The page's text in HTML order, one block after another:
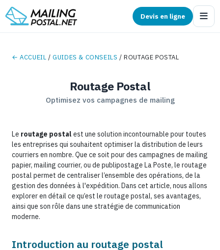
Devis en ligne
← ACCUEIL /GUIDES & CONSEILS / ROUTAGE POSTAL
Routage Postal
Optimisez vos campagnes de mailing
Le routage postal est une solution incontournable pour toutes
les entreprises qui souhaitent optimiser la distribution de leurs
courriers en nombre. Que ce soit pour des campagnes de mailing
papier, mailing courrier, ou de publipostage La Poste, le routage
postal permet de centraliser l’ensemble des opérations, de la
gestion des données à l'expédition. Dans cet article, nous allons
explorer en détail ce qu’est le routage postal, ses avantages,
ainsi que son rôle dans une stratégie de communication
moderne.
Introduction au routage postal